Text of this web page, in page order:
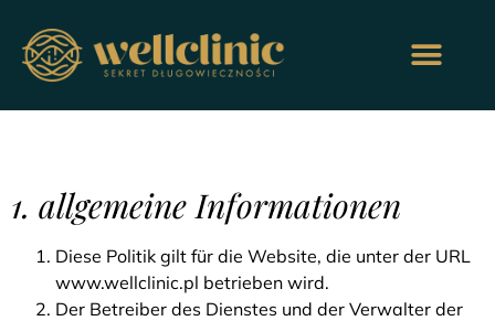
1. allgemeine Informationen
Diese Politik gilt für die Website, die unter der URL
www.wellclinic.pl betrieben wird.
Der Betreiber des Dienstes und der Verwalter der